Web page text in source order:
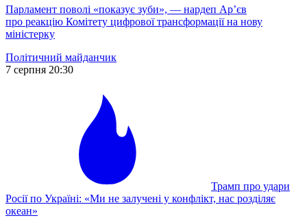
Парламент поволі «показує зуби», — нардеп Ар’єв
про реакцію Комітету цифрової трансформації на нову
міністерку
Політичний майданчик
7 серпня 20:30
Трамп про удари
Росії по Україні: «Ми не залучені у конфлікт, нас розділяє
океан»